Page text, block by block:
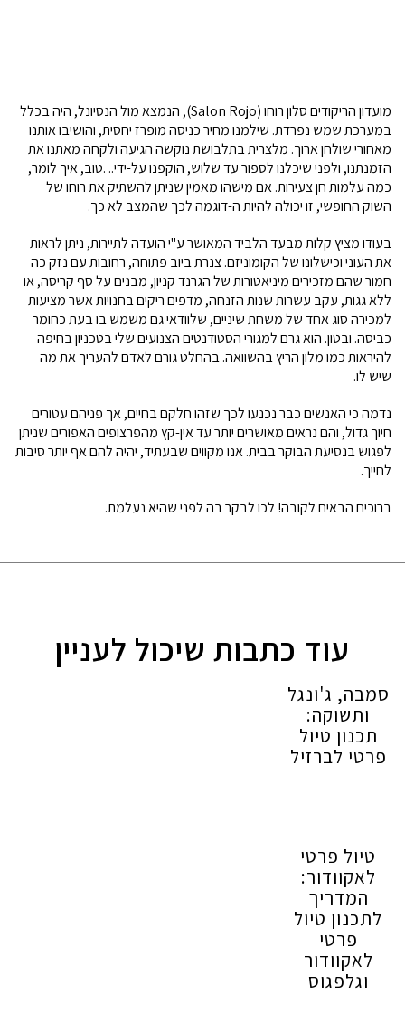
מועדון הריקודים סלון רוחו (Salon Rojo), הנמצא מול הנסיונל, היה בכלל
במערכת שמש נפרדת. שילמנו מחיר כניסה מופרז יחסית, והושיבו אותנו
מאחורי שולחן ארוך. מלצרית בתלבושת נוקשה הגיעה ולקחה מאתנו את
הזמנתנו, ולפני שיכלנו לספור עד שלוש, הוקפנו על-ידי.. .טוב, איך לומר,
כמה עלמות חן צעירות. אם מישהו מאמין שניתן להשתיק את רוחו של
השוק החופשי, זו יכולה להיות ה-דוגמה לכך שהמצב לא כך.
בעודו מציץ קלות מבעד הלביד המאושר ע"י הועדה לתיירות, ניתן לראות
את העוני וכישלונו של הקומוניזם. צנרת ביוב פתוחה, רחובות עם נזק כה
חמור שהם מזכירים מיניאטורות של הגרנד קניון, מבנים על סף קריסה, או
ללא גגות, עקב עשרות שנות הזנחה, מדפים ריקים בחנויות אשר מציעות
למכירה סוג אחד של משחת שיניים, שלוודאי גם משמש בו בעת כחומר
כביסה. ובטון. הוא גרם למגורי הסטודנטים הצנועים שלי בטכניון בחיפה
להיראות כמו מלון הריץ בהשוואה. בהחלט גורם לאדם להעריך את מה
שיש לו.
נדמה כי האנשים כבר נכנעו לכך שזהו חלקם בחיים, אך פניהם עטורים
חיוך גדול, והם נראים מאושרים יותר עד אין-קץ מהפרצופים האפורים שניתן
לפגוש בנסיעת הבוקר בבית. אנו מקווים שבעתיד, יהיה להם אף יותר סיבות
לחייך.
ברוכים הבאים לקובה! לכו לבקר בה לפני שהיא נעלמת.
עוד כתבות שיכול לעניין
סמבה, ג'ונגל
ותשוקה:
תכנון טיול
פרטי לברזיל
טיול פרטי
לאקוודור:
המדריך
לתכנון טיול
פרטי
לאקוודור
וגלפגוס